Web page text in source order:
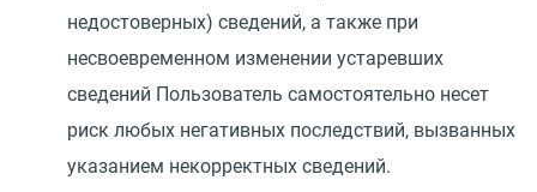
недостоверных) сведений, а также при
несвоевременном изменении устаревших
сведений Пользователь самостоятельно несет
риск любых негативных последствий, вызванных
указанием некорректных сведений.